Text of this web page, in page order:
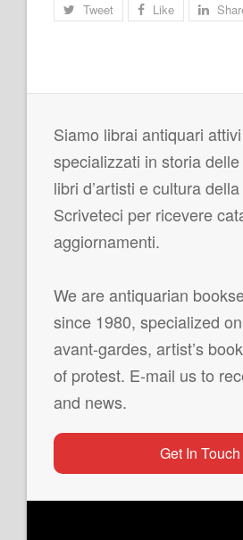
Tweet Like
Siamo librai antiquari
specializzati in storia
libri d’artisti e cultura
Scriveteci per ricevere
aggiornamenti.
We are antiquarian
since 1980, specialized
avant-gardes, artist’s
of protest. E-mail us to
and news.
Get In Touch